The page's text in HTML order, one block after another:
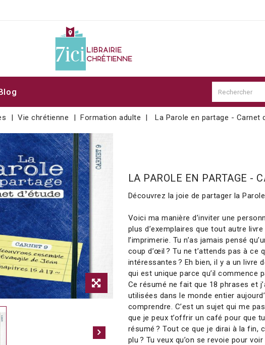
Vie chrétienne Formation adulte La Parole en partage - Carnet
LA PAROLE EN PARTAGE -
Découvrez la joie de partager la
Voici ma manière d’inviter une
plus d’exemplaires que tout autre livre
l’imprimerie. Tu n’as jamais pensé
coup d’œil ? Tu ne t’attends pas à ce
intéressantes ? Eh bien, il y a un livre
qui est unique parce qu’il commence
Ce résumé ne fait que 18 phrases et
utilisées dans le monde entier
comprendre. C’est un sujet qui me
que je peux t’offrir un café pour que
résumé ? Tout ce que je dirai à la fin,
plu ? Tu veux qu’on se revoie pour voir